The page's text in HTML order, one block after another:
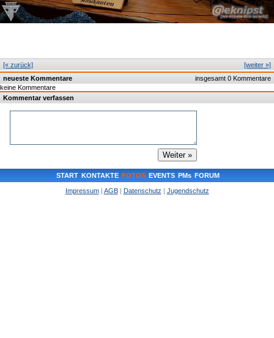
[weiter »]
[« zurück]
insgesamt 0 Kommentare
neueste Kommentare
keine Kommentare
Kommentar verfassen
START KONTAKTE FOTOS EVENTS PMs FORUM
Impressum| AGB| Datenschutz | Jugendschutz